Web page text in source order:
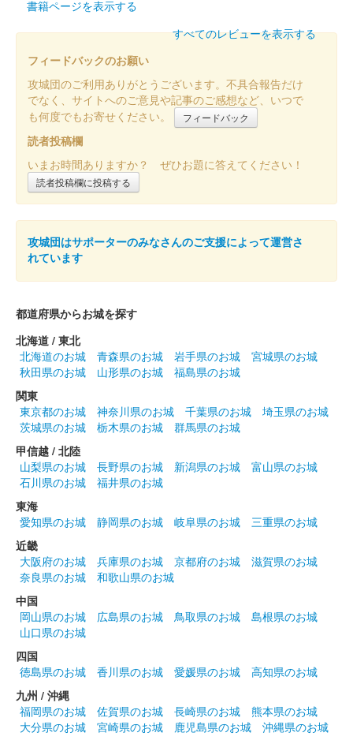
書籍ページを表示する
すべてのレビューを表示する
フィードバックのお願い
攻城団のご利用ありがとうございます。不具合報告だけ
でなく、サイトへのご意見や記事のご感想など、いつで
も何度でもお寄せください。
フィードバック
読者投稿欄
いまお時間ありますか？ ぜひお題に答えてください！
読者投稿欄に投稿する
攻城団はサポーターのみなさんのご支援によって運営さ
れています
都道府県からお城を探す
北海道 / 東北
北海道のお城
青森県のお城 岩手県のお城
宮城県のお城
秋田県のお城
山形県のお城
福島県のお城
関東
東京都のお城
神奈川県のお城 千葉県のお城
埼玉県のお城
茨城県のお城
栃木県のお城
群馬県のお城
甲信越 / 北陸
山梨県のお城
長野県のお城 新潟県のお城
富山県のお城
石川県のお城
福井県のお城
東海
愛知県のお城
静岡県のお城 岐阜県のお城
三重県のお城
近畿
大阪府のお城
兵庫県のお城 京都府のお城
滋賀県のお城
奈良県のお城
和歌山県のお城
中国
岡山県のお城
広島県のお城 鳥取県のお城
島根県のお城
山口県のお城
四国
徳島県のお城
香川県のお城 愛媛県のお城
高知県のお城
九州 / 沖縄
福岡県のお城
佐賀県のお城 長崎県のお城
熊本県のお城
大分県のお城
宮崎県のお城 鹿児島県のお城 沖縄県のお城